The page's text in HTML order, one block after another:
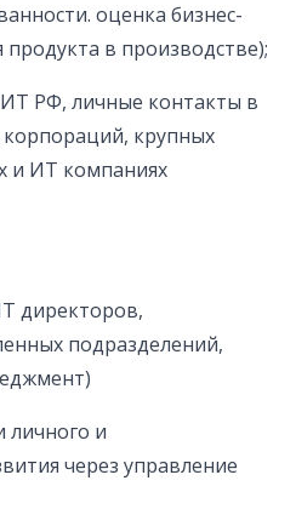
оценка бизнес-
в производстве);
РФ, личные контакты в
корпораций, крупных
и ИТ компаниях
директоров,
подразделений,
личного и
через управление